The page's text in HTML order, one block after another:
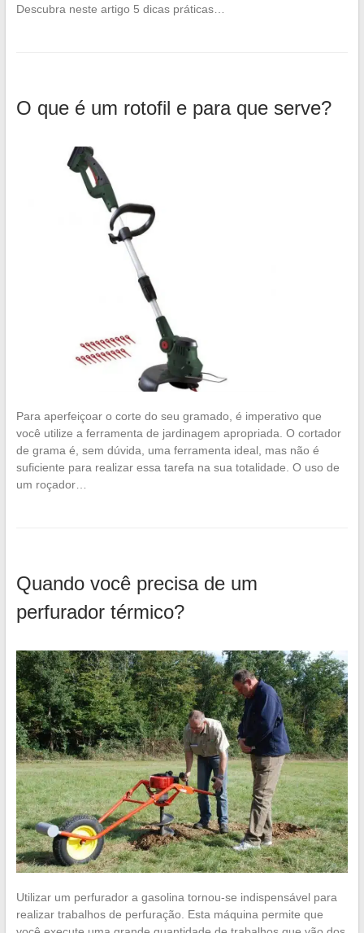
Descubra neste artigo 5 dicas práticas…
O que é um rotofil e para que serve?
Para aperfeiçoar o corte do seu gramado, é imperativo que
você utilize a ferramenta de jardinagem apropriada. O cortador
de grama é, sem dúvida, uma ferramenta ideal, mas não é
suficiente para realizar essa tarefa na sua totalidade. O uso de
um roçador…
Quando você precisa de um
perfurador térmico?
Utilizar um perfurador a gasolina tornou-se indispensável para
realizar trabalhos de perfuração. Esta máquina permite que